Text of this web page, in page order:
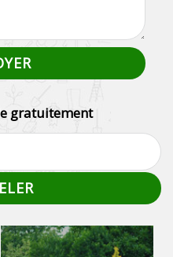
gratuitement